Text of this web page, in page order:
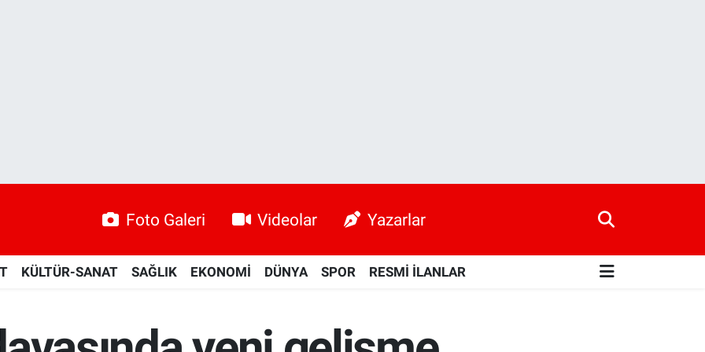
Foto Galeri Videolar Yazarlar
KÜLTÜR-SANAT SAĞLIK EKONOMİ DÜNYA SPOR RESMİ İLANLAR